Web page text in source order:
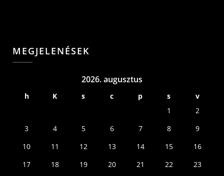
MEGJELENÉSEK
2026. augusztus
h K s c p s
v
1
2
3
4 5 6 7 8
9
10
11 12 13 14 15
16
17
18 19 20 21 22
23